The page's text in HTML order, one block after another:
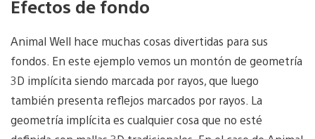
Efectos de fondo
Animal Well hace muchas cosas divertidas para sus
fondos. En este ejemplo vemos un montón de geometría
3D implícita siendo marcada por rayos, que luego
también presenta reflejos marcados por rayos. La
geometría implícita es cualquier cosa que no esté